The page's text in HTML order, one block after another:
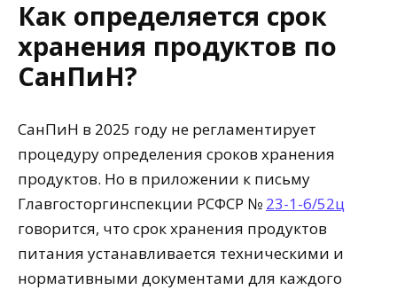
Как определяется срок
хранения продуктов по
СанПиН?
СанПиН в 2025 году не регламентирует
процедуру определения сроков хранения
продуктов. Но в приложении к письму
Главгосторгинспекции РСФСР № 23-1-6/52ц
говорится, что срок хранения продуктов
питания устанавливается техническими и
нормативными документами для каждого